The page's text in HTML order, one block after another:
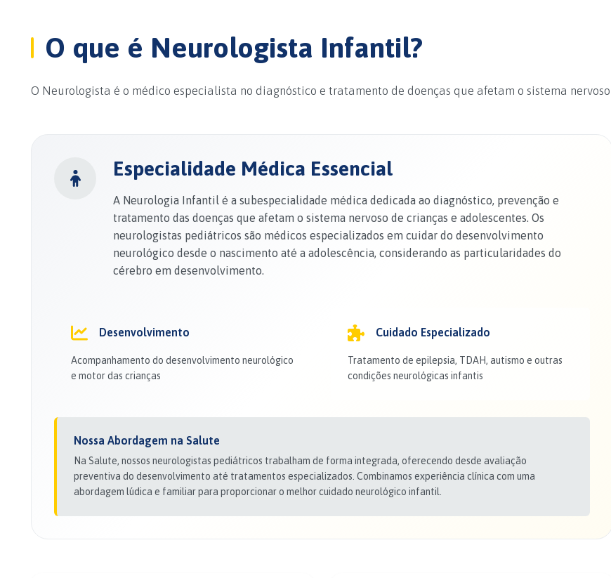
O que é Neurologista Infantil?
O Neurologista é o médico especialista no diagnóstico e tratamento de doenças que afetam o sistema
Especialidade Médica Essencial
A Neurologia Infantil é a subespecialidade médica dedicada ao diagnóstico, prevenção e
tratamento das doenças que afetam o sistema nervoso de crianças e adolescentes. Os
neurologistas pediátricos são médicos especializados em cuidar do desenvolvimento
neurológico desde o nascimento até a adolescência, considerando as particularidades do
cérebro em desenvolvimento.
Desenvolvimento
Acompanhamento do desenvolvimento neurológico
e motor das crianças
Cuidado Especializado
Tratamento de epilepsia, TDAH, autismo e outras
condições neurológicas infantis
Nossa Abordagem na Salute
Na Salute, nossos neurologistas pediátricos trabalham de forma integrada, oferecendo desde avaliação
preventiva do desenvolvimento até tratamentos especializados. Combinamos experiência clínica com uma
abordagem lúdica e familiar para proporcionar o melhor cuidado neurológico infantil.